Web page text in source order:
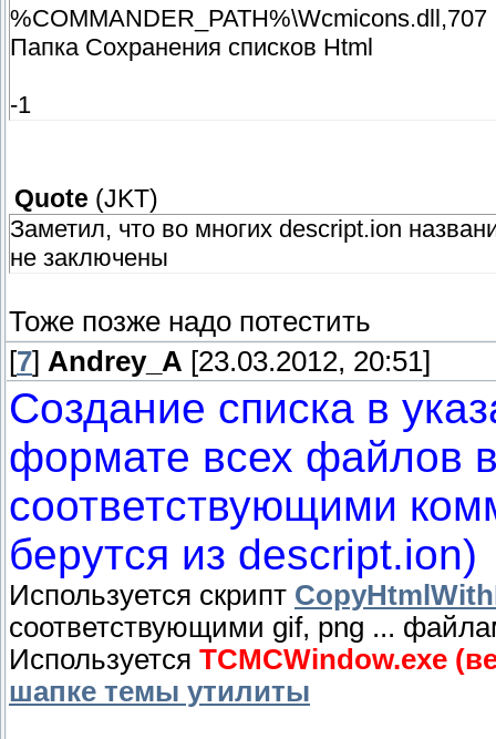
%COMMANDER_PATH%\Wcmicons.dll,707
Папка Сохранения списков Html
-1
Quote (JKT)
Заметил, что во многих descript.ion
не заключены
Тоже позже надо потестить
[7] Andrey_A [23.03.2012, 20:51]
Создание списка в
формате всех файлов
соответствующими
берутся из descript.ion)
Используется скрипт
соответствующими gif, png ...
Используется TCMCWindow.exe
шапке темы утилиты